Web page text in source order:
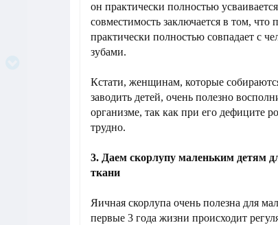
он практически полностью
совместимость заключается в том, что
практически полностью совпадает с
зубами.
Кстати, женщинам, которые
заводить детей, очень полезно
организме, так как при его дефиците
трудно.
3. Даем скорлупу маленьким детям
ткани
Яичная скорлупа очень полезна для
первые 3 года жизни происходит